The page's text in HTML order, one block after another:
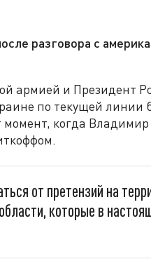
разговора с
армией и Президент
по текущей линии
когда Владимир
от претензий на
которые в